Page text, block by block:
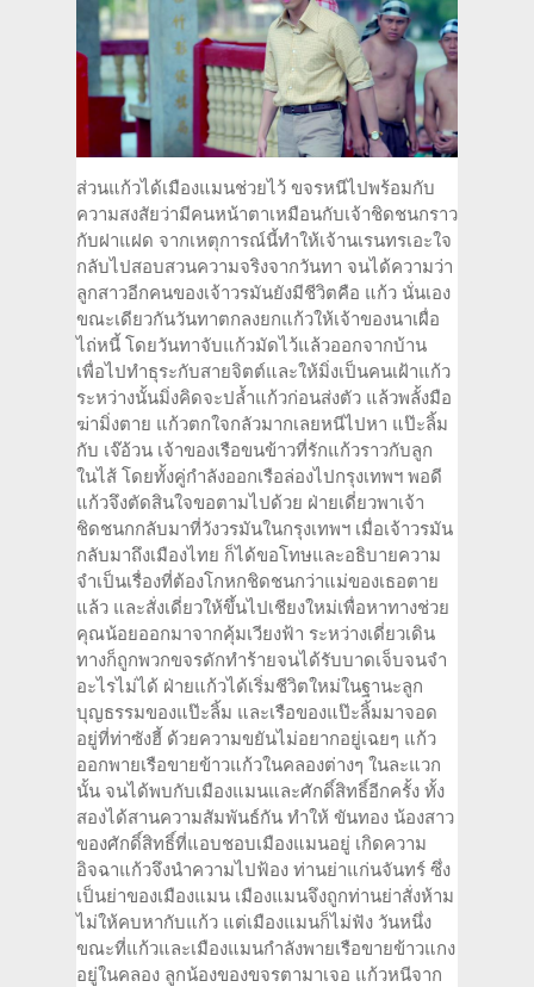
ส่วนแก้วได้เมืองแมนช่วยไว้ ขจรหนีไปพร้อมกับ
ความสงสัยว่ามีคนหน้าตาเหมือนกับเจ้าชิดชนกราว
กับฝาแฝด จากเหตุการณ์นี้ทำให้เจ้านเรนทรเอะใจ
กลับไปสอบสวนความจริงจากวันทา จนได้ความว่า
ลูกสาวอีกคนของเจ้าวรมันยังมีชีวิตคือ แก้ว นั่นเอง
ขณะเดียวกันวันทาตกลงยกแก้วให้เจ้าของนาเผื่อ
ไถ่หนี้ โดยวันทาจับแก้วมัดไว้แล้วออกจากบ้าน
เพื่อไปทำธุระกับสายจิตต์และให้มิ่งเป็นคนเฝ้าแก้ว
ระหว่างนั้นมิ่งคิดจะปล้ำแก้วก่อนส่งตัว แล้วพลั้งมือ
ฆ่ามิ่งตาย แก้วตกใจกลัวมากเลยหนีไปหา แป๊ะลิ้ม
กับ เจ๊อ้วน เจ้าของเรือขนข้าวที่รักแก้วราวกับลูก
ในไส้ โดยทั้งคู่กำลังออกเรือล่องไปกรุงเทพฯ พอดี
แก้วจึงตัดสินใจขอตามไปด้วย ฝ่ายเดี่ยวพาเจ้า
ชิดชนกกลับมาที่วังวรมันในกรุงเทพฯ เมื่อเจ้าวรมัน
กลับมาถึงเมืองไทย ก็ได้ขอโทษและอธิบายความ
จำเป็นเรื่องที่ต้องโกหกชิดชนกว่าแม่ของเธอตาย
แล้ว และสั่งเดี่ยวให้ขึ้นไปเชียงใหม่เพื่อหาทางช่วย
คุณน้อยออกมาจากคุ้มเวียงฟ้า ระหว่างเดี่ยวเดิน
ทางก็ถูกพวกขจรดักทำร้ายจนได้รับบาดเจ็บจนจำ
อะไรไม่ได้ ฝ่ายแก้วได้เริ่มชีวิตใหม่ในฐานะลูก
บุญธรรมของแป๊ะลิ้ม และเรือของแป๊ะลิ้มมาจอด
อยู่ที่ท่าซังฮี้ ด้วยความขยันไม่อยากอยู่เฉยๆ แก้ว
ออกพายเรือขายข้าวแก้วในคลองต่างๆ ในละแวก
นั้น จนได้พบกับเมืองแมนและศักดิ์สิทธิ์อีกครั้ง ทั้ง
สองได้สานความสัมพันธ์กัน ทำให้ ขันทอง น้องสาว
ของศักดิ์สิทธิ์ที่แอบชอบเมืองแมนอยู่ เกิดความ
อิจฉาแก้วจึงนำความไปฟ้อง ท่านย่าแก่นจันทร์ ซึ่ง
เป็นย่าของเมืองแมน เมืองแมนจึงถูกท่านย่าสั่งห้าม
ไม่ให้คบหากับแก้ว แต่เมืองแมนก็ไม่ฟัง วันหนึ่ง
ขณะที่แก้วและเมืองแมนกำลังพายเรือขายข้าวแกง
อยู่ในคลอง ลูกน้องของขจรตามาเจอ แก้วหนีจาก